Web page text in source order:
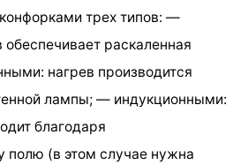
трех типов: —
раскаленная
нагрев производится
лампы; — индукционными:
благодаря
полю (в этом случае нужна